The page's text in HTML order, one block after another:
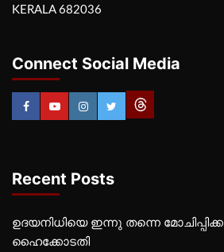
KERALA 682036
Connect Social Media
Recent Posts
ഉദയനിധിയെ ഇന്നു തന്നെ
ഹൈക്കോടതി